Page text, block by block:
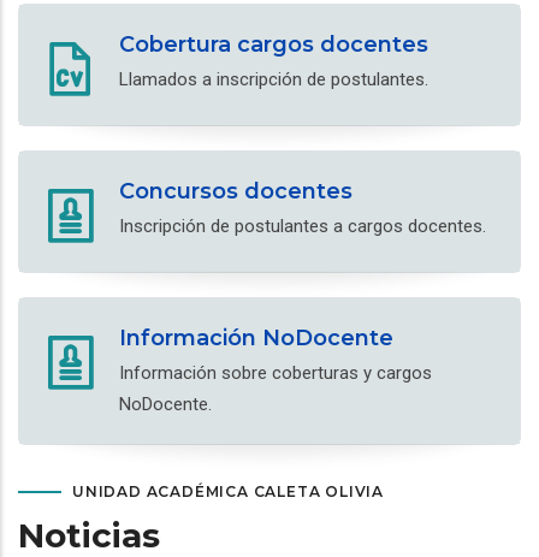
Cobertura cargos docentes
Llamados a inscripción de postulantes.
Concursos docentes
Inscripción de postulantes a cargos docentes.
Información NoDocente
Información sobre coberturas y cargos
NoDocente.
UNIDAD ACADÉMICA CALETA OLIVIA
Noticias